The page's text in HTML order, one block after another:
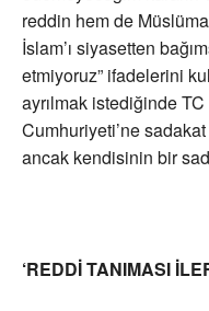
reddin hem de
İslam’ı siyasetten
etmiyoruz” ifadelerini
ayrılmak istediğinde
Cumhuriyeti’ne
ancak kendisinin bir
‘REDDİ TANIMASI